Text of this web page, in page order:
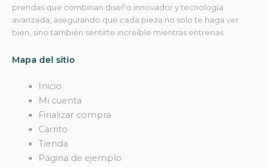
prendas que combinan diseño innovador y tecnología
avanzada, asegurando que cada pieza no solo te haga ver
bien, sino también sentirte increíble mientras entrenas
Mapa del sitio
Inicio
Mi cuenta
Finalizar compra
Carrito
Tienda
Página de ejemplo